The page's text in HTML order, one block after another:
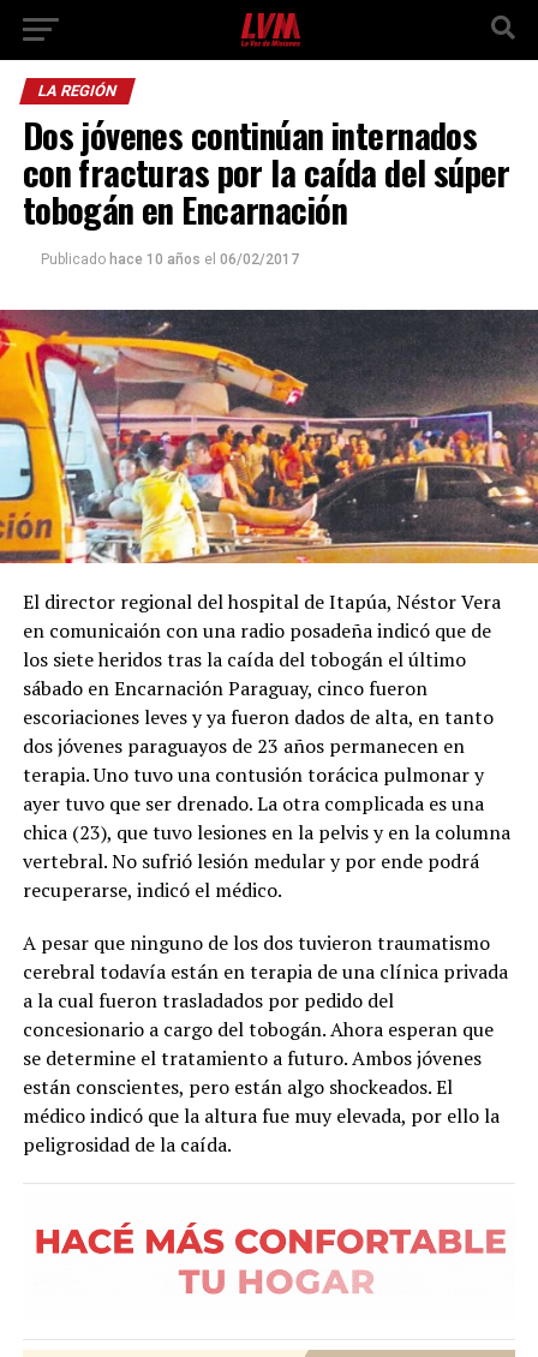
LA REGIÓN
Dos jóvenes continúan internados
con fracturas por la caída del súper
tobogán en Encarnación
Publicado hace 10 años el 06/02/2017
El director regional del hospital de Itapúa, Néstor Vera
en comunicaión con una radio posadeña indicó que de
los siete heridos tras la caída del tobogán el último
sábado en Encarnación Paraguay, cinco fueron
escoriaciones leves y ya fueron dados de alta, en tanto
dos jóvenes paraguayos de 23 años permanecen en
terapia. Uno tuvo una contusión torácica pulmonar y
ayer tuvo que ser drenado. La otra complicada es una
chica (23), que tuvo lesiones en la pelvis y en la columna
vertebral. No sufrió lesión medular y por ende podrá
recuperarse, indicó el médico.
A pesar que ninguno de los dos tuvieron traumatismo
cerebral todavía están en terapia de una clínica privada
a la cual fueron trasladados por pedido del
concesionario a cargo del tobogán. Ahora esperan que
se determine el tratamiento a futuro. Ambos jóvenes
están conscientes, pero están algo shockeados. El
médico indicó que la altura fue muy elevada, por ello la
peligrosidad de la caída.